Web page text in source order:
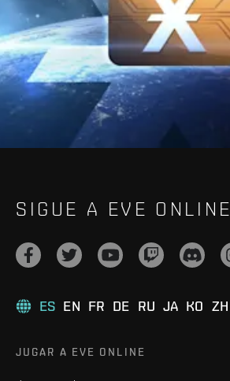
SIGUE A EVE ONLINE
ES EN FR DE RU JA KO ZH
JUGAR A EVE ONLINE